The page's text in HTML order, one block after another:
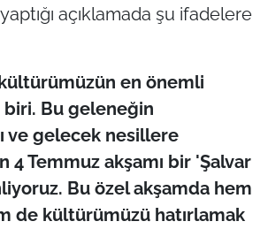
açıklamada şu ifadelere
en önemli
biri. Bu geleneğin
ve gelecek nesillere
4 Temmuz akşamı bir 'Şalvar
Bu özel akşamda hem
de kültürümüzü hatırlamak